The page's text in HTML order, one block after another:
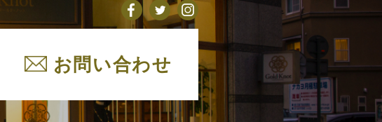
お問い合わせ